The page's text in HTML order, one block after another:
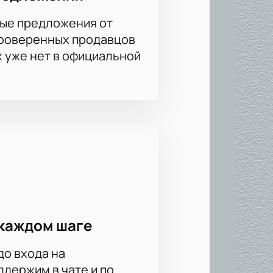
купите билет онлайн без
предложения от
продавцов
нет в официальной
шаге
входа на
в чате и по